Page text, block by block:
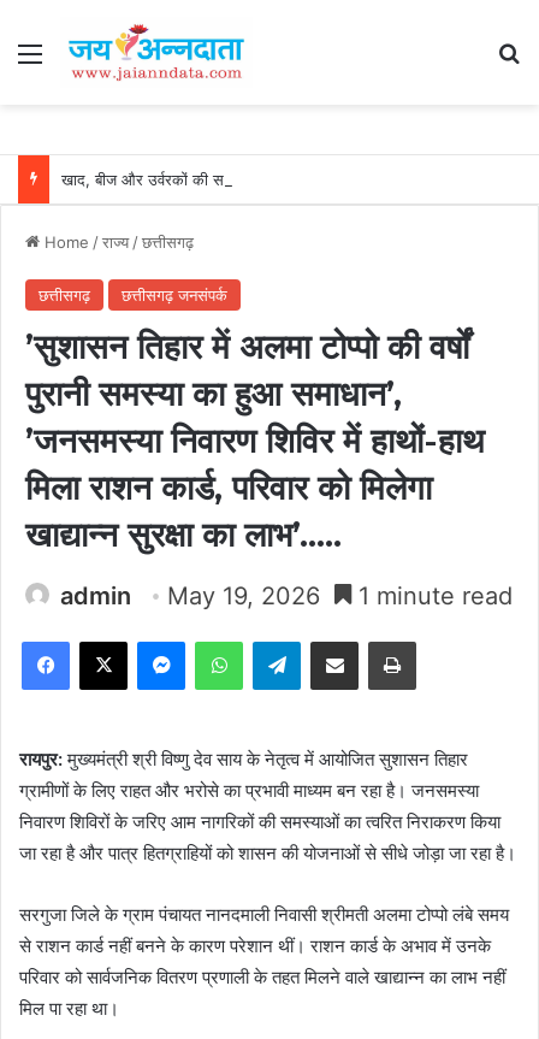
Menu
Home /राज्य/छत्तीसगढ़
छत्तीसगढ़ छत्तीसगढ़ जनसंपर्क
’सुशासन तिहार में अलमा टोप्पो की वर्षों
पुरानी समस्या का हुआ समाधान’,
’जनसमस्या निवारण शिविर में हाथों-हाथ
मिला राशन कार्ड, परिवार को मिलेगा
खाद्यान्न सुरक्षा का लाभ’…..
admin May 19, 2026 1 minute read
Facebook
X MessengerWhatsAppTelegramShare via Email Print
रायपुर:मुख्यमंत्री श्री विष्णु देव साय के नेतृत्व में आयोजित सुशासन तिहार
ग्रामीणों के लिए राहत और भरोसे का प्रभावी माध्यम बन रहा है। जनसमस्या
निवारण शिविरों के जरिए आम नागरिकों की समस्याओं का त्वरित निराकरण किया
जा रहा है और पात्र हितग्राहियों को शासन की योजनाओं से सीधे जोड़ा जा रहा है।
सरगुजा जिले के ग्राम पंचायत नानदमाली निवासी श्रीमती अलमा टोप्पो लंबे समय
से राशन कार्ड नहीं बनने के कारण परेशान थीं। राशन कार्ड के अभाव में उनके
परिवार को सार्वजनिक वितरण प्रणाली के तहत मिलने वाले खाद्यान्न का लाभ नहीं
मिल पा रहा था।